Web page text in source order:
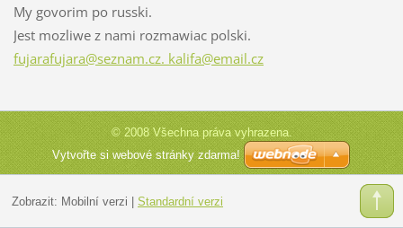
My govorim po russki.
Jest mozliwe z nami rozmawiac polski.
fujarafujara@seznam.cz. kalifa@email.cz
© 2008 Všechna práva vyhrazena.
Vytvořte si webové stránky zdarma!
Zobrazit: Mobilní verzi Standardní verzi